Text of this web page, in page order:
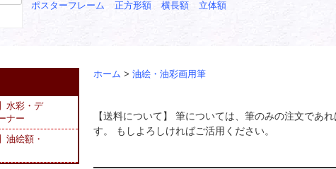
ポスターフレーム
正方形額 横長額 立体額
ホーム > 油絵・油彩画用筆
【送料について】 筆については、筆のみの注文であ
す。 もしよろしければご活用ください。
水彩・デ
ナー
油絵額・